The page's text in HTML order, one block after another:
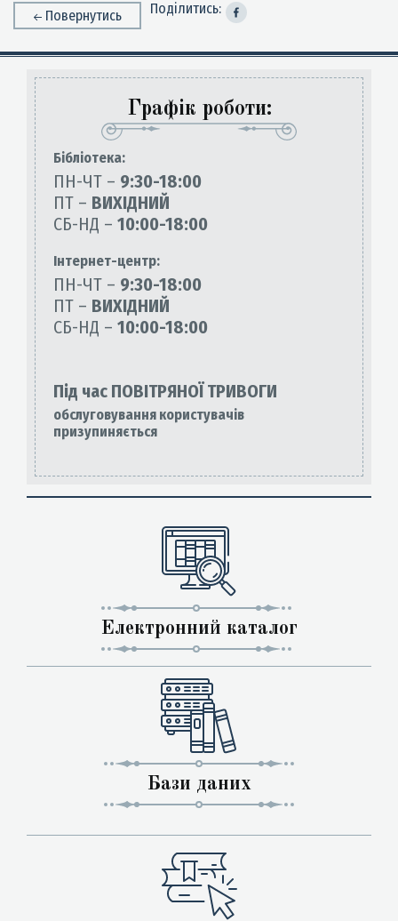
Повернутись Поділитись:
Графік роботи:
Бiблiотека:
ПН-ЧТ – 9:30-18:00
ПТ – ВИХІДНИЙ
СБ-НД – 10:00-18:00
Інтернет-центр:
ПН-ЧТ – 9:30-18:00
ПТ – ВИХІДНИЙ
СБ-НД – 10:00-18:00
Під час ПОВІТРЯНОЇ ТРИВОГИ
обслуговування користувачів
призупиняється
Електронний каталог
Бази даних